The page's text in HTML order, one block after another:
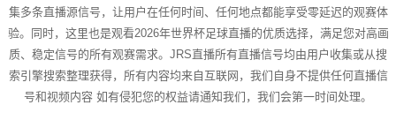
集多条直播源信号，让用户在任何时间、任何地点都能享受零延迟的观赛体
验。同时，这里也是观看2026年世界杯足球直播的优质选择，满足您对高画
质、稳定信号的所有观赛需求。JRS直播所有直播信号均由用户收集或从搜
索引擎搜索整理获得，所有内容均来自互联网，我们自身不提供任何直播信
号和视频内容 如有侵犯您的权益请通知我们，我们会第一时间处理。